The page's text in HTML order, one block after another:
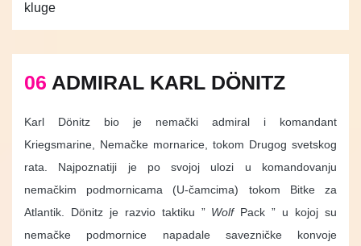
kluge
06 ADMIRAL KARL DÖNITZ
Karl Dönitz bio je nemački admiral i komandant
Kriegsmarine, Nemačke mornarice, tokom Drugog svetskog
rata. Najpoznatiji je po svojoj ulozi u komandovanju
nemačkim podmornicama (U-čamcima) tokom Bitke za
Atlantik. Dönitz je razvio taktiku ” WolfPack ” u kojoj su
nemačke podmornice napadale savezničke konvoje